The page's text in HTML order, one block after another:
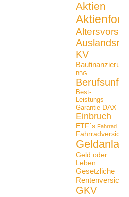
Aktien
KV
Baufinanzierung
BBG
Best-
Leistungs-
Garantie DAX
Einbruch
ETF´s Fahrrad
Geld oder
Leben
Gesetzliche
GKV